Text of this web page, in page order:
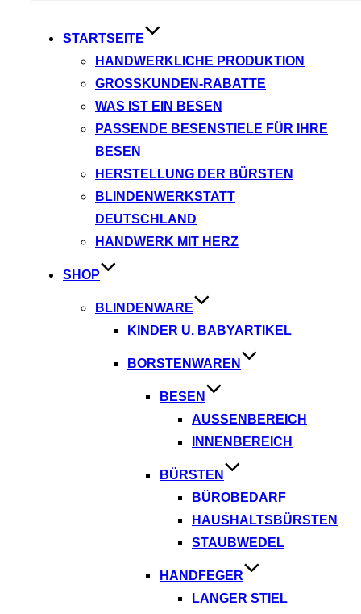
STARTSEITE
HANDWERKLICHE PRODUKTION
GROSSKUNDEN-RABATTE
WAS IST EIN BESEN
PASSENDE BESENSTIELE FÜR IHRE
BESEN
HERSTELLUNG DER BÜRSTEN
BLINDENWERKSTATT
DEUTSCHLAND
HANDWERK MIT HERZ
SHOP
BLINDENWARE
KINDER U. BABYARTIKEL
BORSTENWAREN
BESEN
AUSSENBEREICH
INNENBEREICH
BÜRSTEN
BÜROBEDARF
HAUSHALTSBÜRSTEN
STAUBWEDEL
HANDFEGER
LANGER STIEL